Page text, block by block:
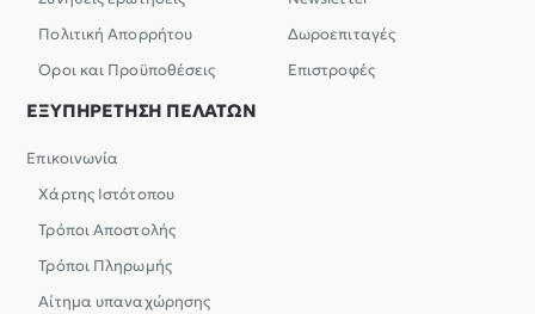
Πολιτική Απορρήτου
Όροι και Προϋποθέσεις
Δωροεπιταγές
Επιστροφές
ΕΞΥΠΗΡΕΤΗΣΗ ΠΕΛΑΤΩΝ
Επικοινωνία
Χάρτης Ιστότοπου
Τρόποι Αποστολής
Τρόποι Πληρωμής
Αίτημα υπαναχώρησης